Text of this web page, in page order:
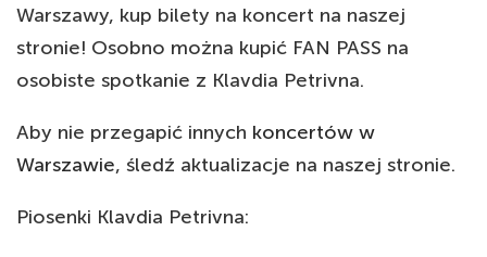
Warszawy, kup bilety na koncert na naszej
stronie! Osobno można kupić FAN PASS na
osobiste spotkanie z Klavdia Petrivna.
Aby nie przegapić innych koncertów w
Warszawie, śledź aktualizacje na naszej stronie.
Piosenki Klavdia Petrivna: